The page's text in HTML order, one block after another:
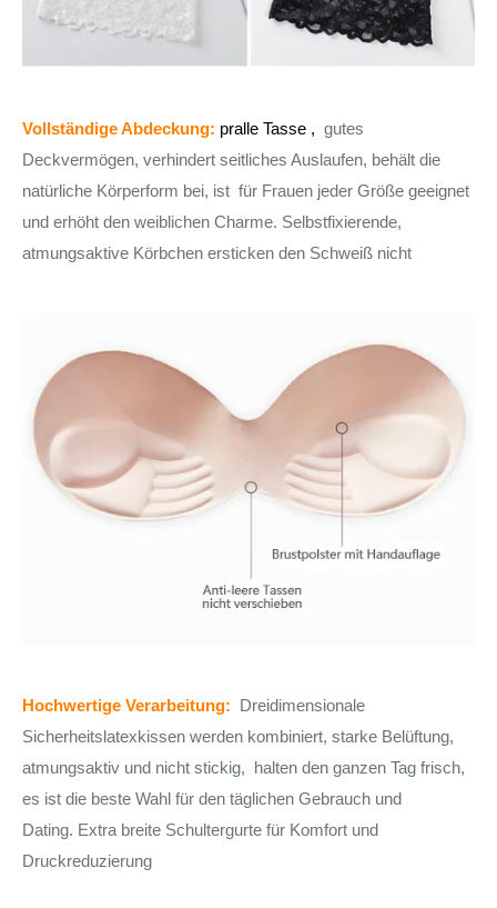
Vollständige Abdeckung: pralle Tasse , gutes
Deckvermögen, verhindert seitliches Auslaufen, behält die
natürliche Körperform bei, ist für Frauen jeder Größe geeignet
und erhöht den weiblichen Charme. Selbstfixierende,
atmungsaktive Körbchen ersticken den Schweiß nicht
Hochwertige Verarbeitung: Dreidimensionale
Sicherheitslatexkissen werden kombiniert, starke Belüftung,
atmungsaktiv und nicht stickig, halten den ganzen Tag frisch,
es ist die beste Wahl für den täglichen Gebrauch und
Dating. Extra breite Schultergurte für Komfort und
Druckreduzierung